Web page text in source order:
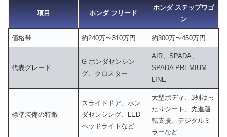
項目 ホンダ フリード
ホンダ ステップワゴ
ン
価格帯 約240万〜310万円 約300万〜450万円
代表グレード
G ホンダセンシン
グ、クロスター
AIR、SPADA、
SPADA PREMIUM
LINE
標準装備の特徴
スライドドア、ホン
ダセンシング、LED
ヘッドライトなど
大型ボディ、3列ゆっ
たりシート、先進運
転支援、デジタルミ
ラーなど